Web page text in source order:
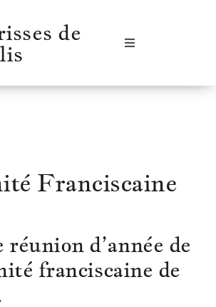
de
Navigation
? Franciscaine
d’année de
franciscaine de